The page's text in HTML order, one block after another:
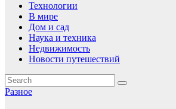
Технологии
В мире
Дом и сад
Наука и техника
Недвижимость
Новости путешествий
Разное